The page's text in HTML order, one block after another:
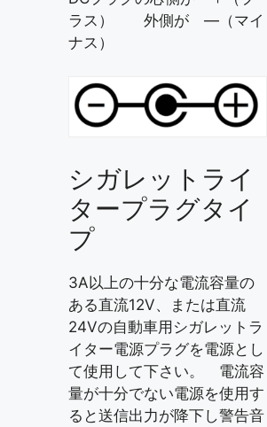
ラス） 外側が ―（マイ
ナス）
シガレットライ
タープラグタイ
プ
3A以上の十分な電流容量の
ある直流12V、または直流
24Vの自動車用シガレットラ
イター電源プラグを電源とし
て使用して下さい。 電流容
量が十分でない電源を使用す
ると送信出力が降下し警告音